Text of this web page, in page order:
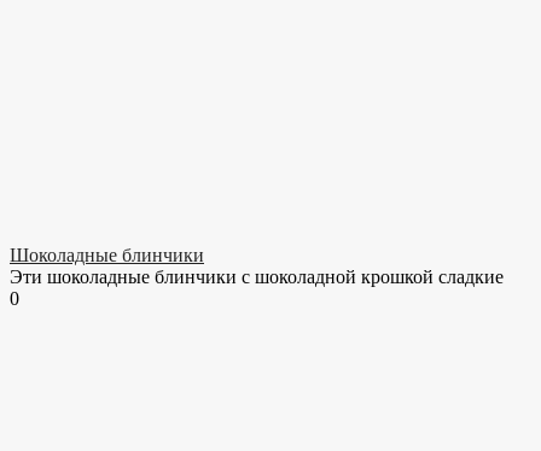
Шоколадные блинчики
Эти шоколадные блинчики с шоколадной крошкой сладкие
0